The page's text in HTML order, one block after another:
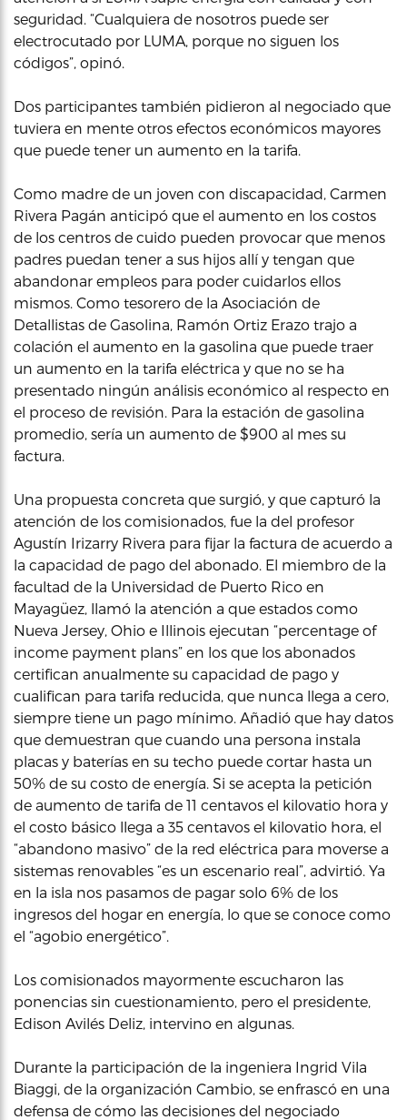
seguridad. “Cualquiera de nosotros puede ser
electrocutado por LUMA, porque no siguen los
códigos”, opinó.
Dos participantes también pidieron al negociado que
tuviera en mente otros efectos económicos mayores
que puede tener un aumento en la tarifa.
Como madre de un joven con discapacidad, Carmen
Rivera Pagán anticipó que el aumento en los costos
de los centros de cuido pueden provocar que menos
padres puedan tener a sus hijos allí y tengan que
abandonar empleos para poder cuidarlos ellos
mismos. Como tesorero de la Asociación de
Detallistas de Gasolina, Ramón Ortiz Erazo trajo a
colación el aumento en la gasolina que puede traer
un aumento en la tarifa eléctrica y que no se ha
presentado ningún análisis económico al respecto en
el proceso de revisión. Para la estación de gasolina
promedio, sería un aumento de $900 al mes su
factura.
Una propuesta concreta que surgió, y que capturó la
atención de los comisionados, fue la del profesor
Agustín Irizarry Rivera para fijar la factura de acuerdo a
la capacidad de pago del abonado. El miembro de la
facultad de la Universidad de Puerto Rico en
Mayagüez, llamó la atención a que estados como
Nueva Jersey, Ohio e Illinois ejecutan “percentage of
income payment plans” en los que los abonados
certifican anualmente su capacidad de pago y
cualifican para tarifa reducida, que nunca llega a cero,
siempre tiene un pago mínimo. Añadió que hay datos
que demuestran que cuando una persona instala
placas y baterías en su techo puede cortar hasta un
50% de su costo de energía. Si se acepta la petición
de aumento de tarifa de 11 centavos el kilovatio hora y
el costo básico llega a 35 centavos el kilovatio hora, el
“abandono masivo” de la red eléctrica para moverse a
sistemas renovables “es un escenario real”, advirtió. Ya
en la isla nos pasamos de pagar solo 6% de los
ingresos del hogar en energía, lo que se conoce como
el “agobio energético”.
Los comisionados mayormente escucharon las
ponencias sin cuestionamiento, pero el presidente,
Edison Avilés Deliz, intervino en algunas.
Durante la participación de la ingeniera Ingrid Vila
Biaggi, de la organización Cambio, se enfrascó en una
defensa de cómo las decisiones del negociado